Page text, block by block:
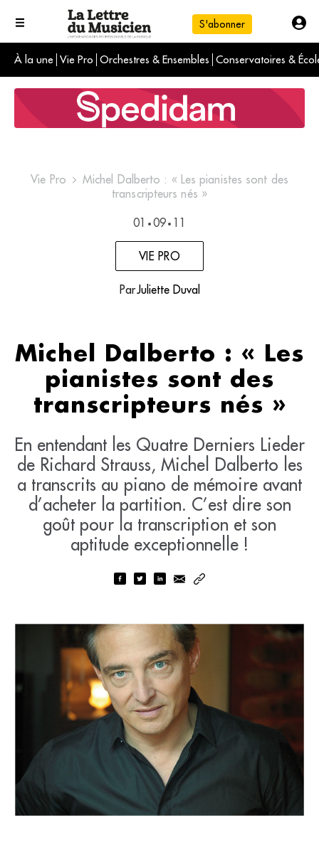
S'abonner
À la une Vie Pro Orchestres & Ensembles Conservatoires &
L'info du jour
Le numéro du mois
International
Vie Pro
Michel Dalberto : « Les pianistes sont des
transcripteurs nés »
01 • 09 • 11
VIE PRO
ParJuliette Duval
Michel Dalberto : « Les
pianistes sont des
transcripteurs nés »
En entendant les Quatre Derniers Lieder
de Richard Strauss, Michel Dalberto les
a transcrits au piano de mémoire avant
d’acheter la partition. C’est dire son
goût pour la transcription et son
aptitude exceptionnelle !